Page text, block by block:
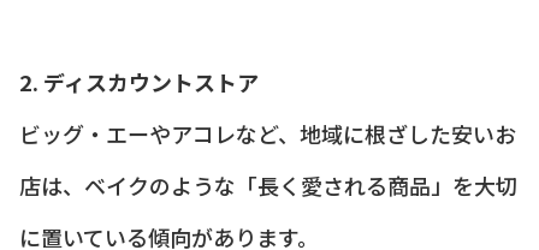
2. ディスカウントストア
ビッグ・エーやアコレなど、地域に根ざした安いお
店は、ベイクのような「長く愛される商品」を大切
に置いている傾向があります。